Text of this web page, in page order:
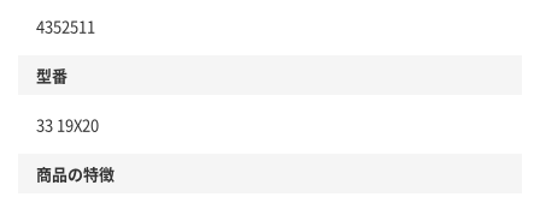
4352511
型番
33 19X20
商品の特徴